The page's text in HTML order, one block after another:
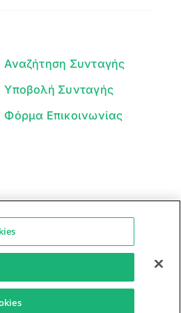
Αναζήτηση Συνταγής
Υποβολή Συνταγής
Φόρμα Επικοινωνίας
Δεδομένων
λάθη — ελέγξτε τις συνταγές.